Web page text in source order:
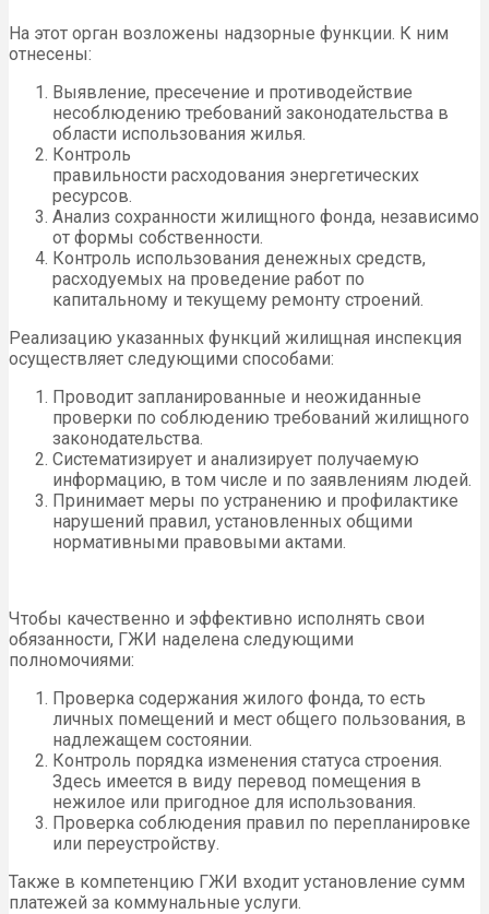
На этот орган возложены надзорные функции. К ним
отнесены:
Выявление, пресечение и противодействие
несоблюдению требований законодательства в
области использования жилья.
Контроль
правильности расходования энергетических
ресурсов.
Анализ сохранности жилищного фонда, независимо
от формы собственности.
Контроль использования денежных средств,
расходуемых на проведение работ по
капитальному и текущему ремонту строений.
Реализацию указанных функций жилищная инспекция
осуществляет следующими способами:
Проводит запланированные и неожиданные
проверки по соблюдению требований жилищного
законодательства.
Систематизирует и анализирует получаемую
информацию, в том числе и по заявлениям людей.
Принимает меры по устранению и профилактике
нарушений правил, установленных общими
нормативными правовыми актами.
Чтобы качественно и эффективно исполнять свои
обязанности, ГЖИ наделена следующими
полномочиями:
Проверка содержания жилого фонда, то есть
личных помещений и мест общего пользования, в
надлежащем состоянии.
Контроль порядка изменения статуса строения.
Здесь имеется в виду перевод помещения в
нежилое или пригодное для использования.
Проверка соблюдения правил по перепланировке
или переустройству.
Также в компетенцию ГЖИ входит установление сумм
платежей за коммунальные услуги.